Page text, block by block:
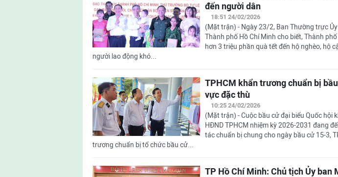
đến người dân
18:51 24/02/2026
(Mặt trận) - Ngày 23/2, Ban Thường trực
Thành phố Hồ Chí Minh cho biết, Thành
hơn 3 triệu phần quà tết đến hộ nghèo, hộ
người lao động khó...
TPHCM khẩn trương chuẩn bị
vực đặc thù
10:25 24/02/2026
(Mặt trận) - Cuộc bầu cử đại biểu Quốc hội
HĐND TPHCM nhiệm kỳ 2026-2031 đang
tác chuẩn bị chung cho ngày bầu cử 15-3,
trương chuẩn bị tổ chức bầu cử...
TP Hồ Chí Minh: Chủ tịch Ủy ban